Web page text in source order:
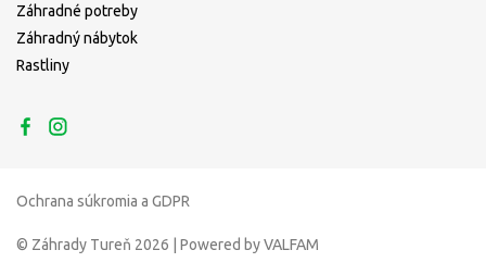
Záhradné potreby
Záhradný nábytok
Rastliny
Ochrana súkromia a GDPR
© Záhrady Tureň 2026 | Powered by VALFAM